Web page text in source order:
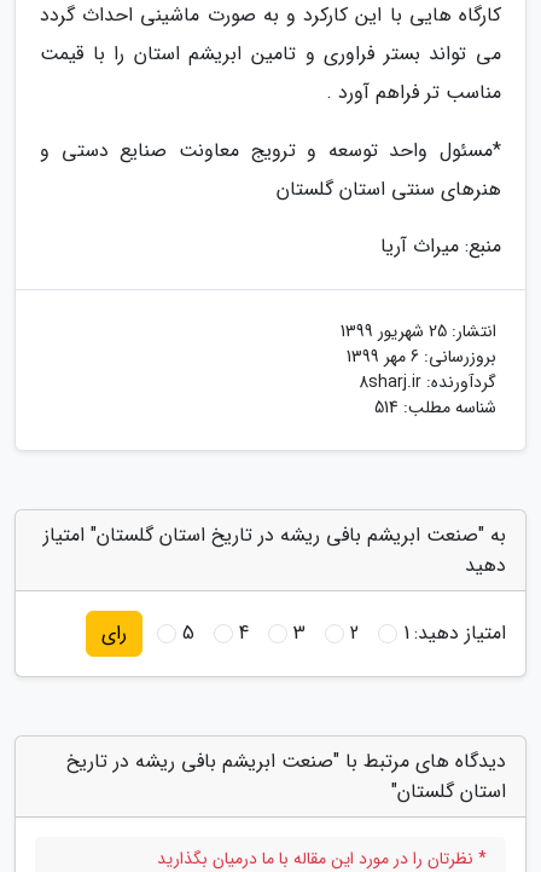
کارگاه هایی با این کارکرد و به صورت ماشینی احداث گردد
می تواند بستر فراوری و تامین ابریشم استان را با قیمت
مناسب تر فراهم آورد .
*مسئول واحد توسعه و ترویج معاونت صنایع دستی و
هنرهای سنتی استان گلستان
منبع: میراث آریا
انتشار: 25 شهریور 1399
بروزرسانی: 6 مهر 1399
گردآورنده: 8sharj.ir
شناسه مطلب: 514
به "صنعت ابریشم بافی ریشه در تاریخ استان گلستان" امتیاز
دهید
امتیاز دهید:1
2
3
4
5 رای
دیدگاه های مرتبط با "صنعت ابریشم بافی ریشه در تاریخ
استان گلستان"
* نظرتان را در مورد این مقاله با ما درمیان بگذارید